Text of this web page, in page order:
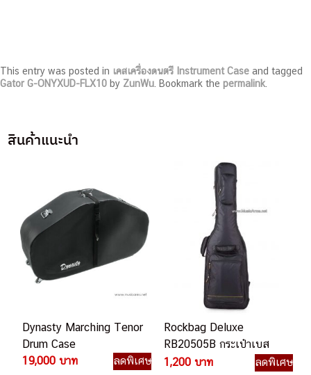
This entry was posted in เคสเครื่องดนตรี Instrument Case and tagged
Gator G-ONYXUD-FLX10 by ZunWu . Bookmark the permalink
สินค้าแนะนำ
Dynasty Marching Tenor
Drum Case
19,000 บาท
ลดพิเศษ
Rockbag Deluxe
RB20505B กระเป๋าเบส
ไฟฟ้า
1,200 บาท ลดพิเศษ